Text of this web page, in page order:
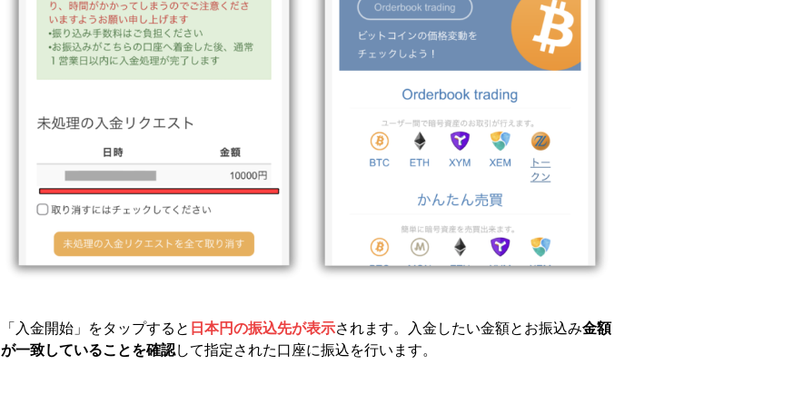
「入金開始」をタップすると 日本円の振込先が表示されます。入金したい金額とお振込み金額
が一致していることを確認して指定された口座に振込を行います。